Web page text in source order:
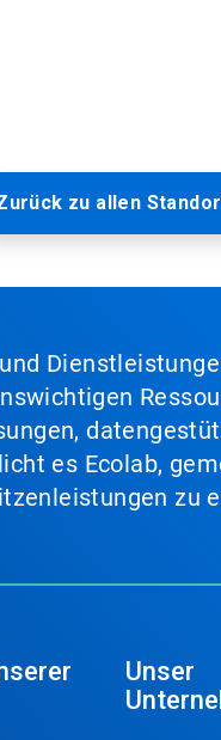
zu allen
es Ecolab,
zu
Unser